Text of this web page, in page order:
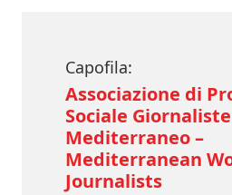
Capofila:
Associazione di
Sociale
Mediterraneo –
Mediterranean
Journalists